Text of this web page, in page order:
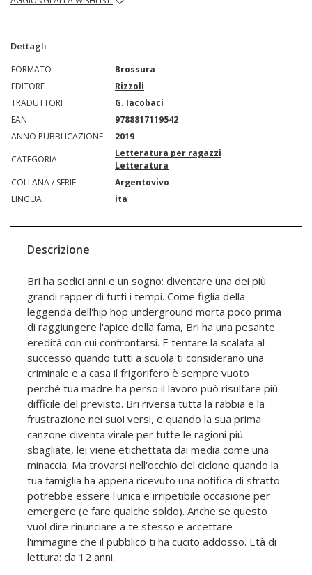
Dettagli
FORMATO
Brossura
EDITORE
Rizzoli
TRADUTTORI
G. Iacobaci
EAN
9788817119542
ANNO PUBBLICAZIONE
2019
CATEGORIA
Letteratura per ragazzi
Letteratura
COLLANA / SERIE
Argentovivo
LINGUA
ita
Descrizione
Bri ha sedici anni e un sogno: diventare una dei più
grandi rapper di tutti i tempi. Come figlia della
leggenda dell'hip hop underground morta poco prima
di raggiungere l'apice della fama, Bri ha una pesante
eredità con cui confrontarsi. E tentare la scalata al
successo quando tutti a scuola ti considerano una
criminale e a casa il frigorifero è sempre vuoto
perché tua madre ha perso il lavoro può risultare più
difficile del previsto. Bri riversa tutta la rabbia e la
frustrazione nei suoi versi, e quando la sua prima
canzone diventa virale per tutte le ragioni più
sbagliate, lei viene etichettata dai media come una
minaccia. Ma trovarsi nell'occhio del ciclone quando la
tua famiglia ha appena ricevuto una notifica di sfratto
potrebbe essere l'unica e irripetibile occasione per
emergere (e fare qualche soldo). Anche se questo
vuol dire rinunciare a te stesso e accettare
l'immagine che il pubblico ti ha cucito addosso. Età di
lettura: da 12 anni.